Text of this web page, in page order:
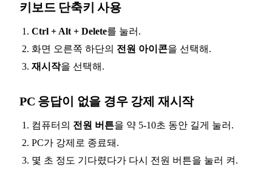
키보드 단축키 사용
Ctrl + Alt + Delete를 눌러.
화면 오른쪽 하단의 전원 아이콘을 선택해.
재시작을 선택해.
PC 응답이 없을 경우 강제 재시작
컴퓨터의 전원 버튼을 약 5-10초 동안 길게 눌러.
PC가 강제로 종료돼.
몇 초 정도 기다렸다가 다시 전원 버튼을 눌러 켜.